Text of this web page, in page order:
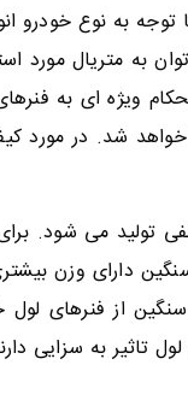
به نوع خودرو
به متریال مورد
ویژه ای به
شد. در مورد
تولید می شود. برای
دارای وزن
از فنرهای لول
تاثیر به سزایی